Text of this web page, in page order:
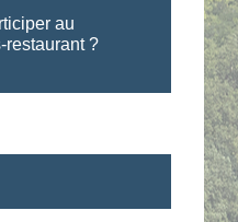
au
restaurant ?